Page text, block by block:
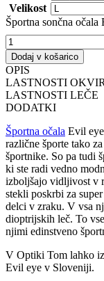
Velikost
Športna sončna
Dodaj v košarico
OPIS
LASTNOSTI
LASTNOSTI LEČE
DODATKI
Športna očala Evil
različne športe tako
športnike. So pa tudi
ki ste radi vedno
izboljšajo vidljivost v
stekli poskrbi za
delci v zraku. V vsa
dioptrijskih leč. To
njimi edinstveno
V Optiki Tom lahko
Evil eye v Sloveniji.